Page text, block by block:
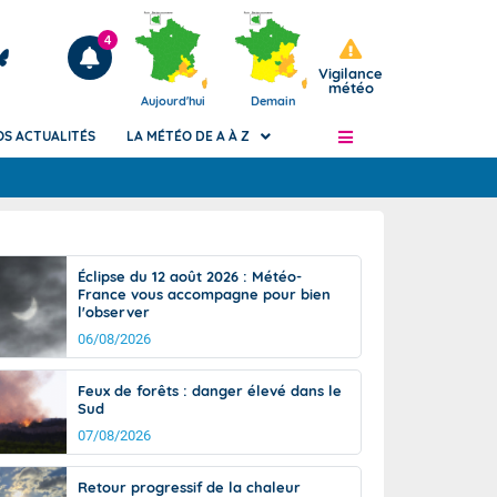
Articles
4
Aujourd'hui Demain
Vigilance
météo
de
Phénomènes dangereux de J+2 à J+7
Avertissement pluies intenses à l'échelle
des communes (Apic)
Bulletins Marine
Bulletins d'estimation du risque
d'avalanche
Météo des forêts
Vigicrues
ACTUALITÉS LA MÉTÉO DE A À Z
Éclipse du 12 août 2026 : Météo-
France vous accompagne pour bien
l'observer
06/08/2026
Feux de forêts : danger élevé dans le
Sud
07/08/2026
Retour progressif de la chaleur